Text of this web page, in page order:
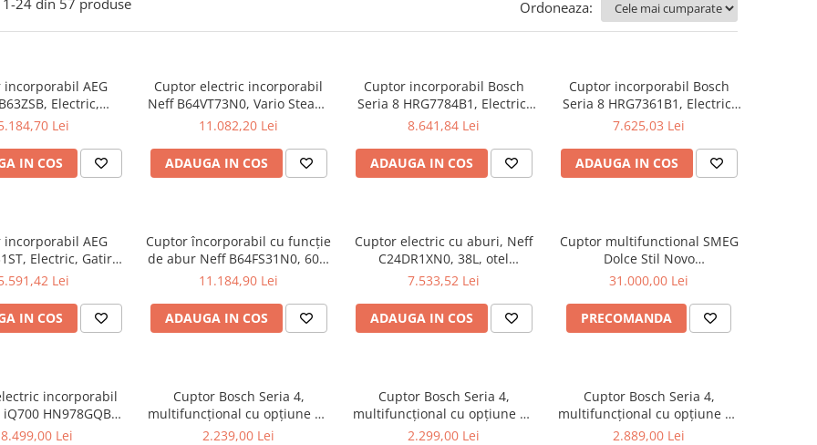
1-24 din 57 produse Ordoneaza:
incorporabil AEG
Electric,
gatire cu abur,
pirolitica,
167 programe
Lei
IN COS
Cuptor electric incorporabil
Neff B64VT73N0, Vario Steam,
Pirolitic, 71 l, 60 cm, TFT
Hide
11.082,20 Lei
ADAUGA IN COS
Cuptor incorporabil Bosch
Seria 8 HRG7784B1, Electric,
71 l, Multifunctional, Perfect
Autocuratare pirolitica, Grill,
Air Fry, Home Connect, Clasa
8.641,84 Lei
ADAUGA IN COS
Cuptor incorporabil Bosch
Seria 8 HRG7361B1, Electric,
71 l, Multifunctional, 20
Autocuratare EcoClean Direct,
Grill, Air Fry, Home Connect,
7.625,03 Lei
ADAUGA IN COS
incorporabil AEG
Electric, Gatire
Autocuratare
Fi, negru
Lei
IN COS
Cuptor încorporabil cu funcție
de abur Neff B64FS31N0, 60 x
60 cm, Stainless steel
11.184,90 Lei
ADAUGA IN COS
Cuptor electric cu aburi, Neff
C24DR1XN0, 38L, otel
inoxidabil
7.533,52 Lei
ADAUGA IN COS
Cuptor multifunctional SMEG
Dolce Stil Novo
SO4606WAPNR, Galileo
functie microunde, 150 retete
automate, 45 cm inaltime,
31.000,00 Lei
PRECOMANDA
incorporabil
iQ700 HN978GQB1,
microunde, Functie
Lei
Cuptor Bosch Seria 4,
multifuncțional cu opțiune de
aburi, încorporabil, 60 x 60
2.239,00 Lei
Cuptor Bosch Seria 4,
multifuncțional cu opțiune de
aburi, încorporabil, 60 x 60
2.299,00 Lei
Cuptor Bosch Seria 4,
multifuncțional cu opțiune de
aburi, încorporabil, 60 x 60
2.889,00 Lei